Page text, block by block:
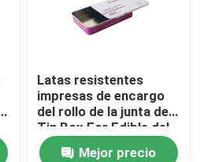
Latas resistentes
impresas de encargo
del rollo de la junta de
Tin Box For Edible del
niño pre
Mejor precio